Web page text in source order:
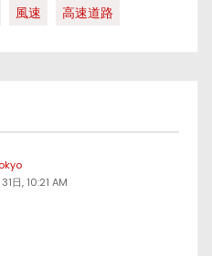
風速 高速道路
日, 10:21 AM